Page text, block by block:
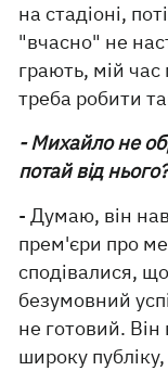
на стадіоні,
"вчасно" не
грають, мій
треба робити
- Михайло не
потай від
- Думаю, він
прем'єри про
сподівалися,
безумовний
не готовий.
широку